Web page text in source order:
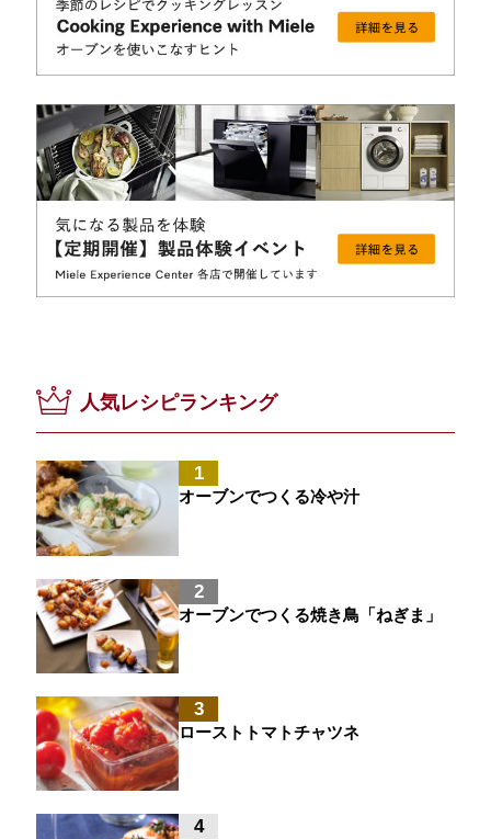
人気レシピランキング
1
オーブンでつくる冷や汁
2
オーブンでつくる焼き鳥「ねぎま」
3
ローストトマトチャツネ
4